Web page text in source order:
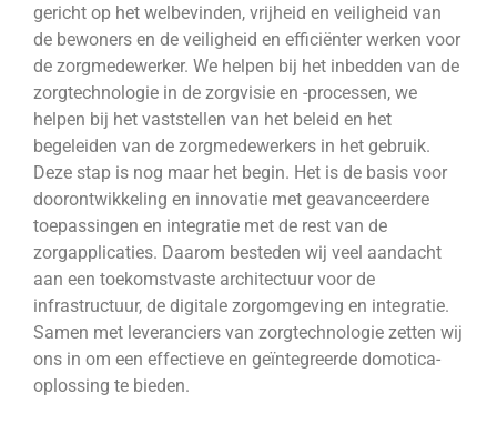
gericht op het welbevinden, vrijheid en veiligheid van
de bewoners en de veiligheid en efficiënter werken voor
de zorgmedewerker. We helpen bij het inbedden van de
zorgtechnologie in de zorgvisie en -processen, we
helpen bij het vaststellen van het beleid en het
begeleiden van de zorgmedewerkers in het gebruik.
Deze stap is nog maar het begin. Het is de basis voor
doorontwikkeling en innovatie met geavanceerdere
toepassingen en integratie met de rest van de
zorgapplicaties. Daarom besteden wij veel aandacht
aan een toekomstvaste architectuur voor de
infrastructuur, de digitale zorgomgeving en integratie.
Samen met leveranciers van zorgtechnologie zetten wij
ons in om een effectieve en geïntegreerde domotica-
oplossing te bieden.